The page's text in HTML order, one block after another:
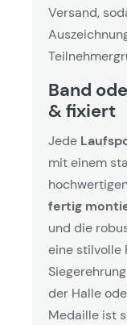
Versand,
Band
& fixiert
Jede
mit einem
fertig
und die
eine stilvolle
der Halle
Medaille ist